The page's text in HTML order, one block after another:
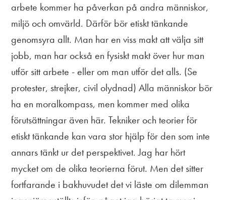
arbete kommer ha påverkan på andra människor,
miljö och omvärld. Därför bör etiskt tänkande
genomsyra allt. Man har en viss makt att välja sitt
jobb, man har också en fysiskt makt över hur man
utför sitt arbete - eller om man utför det alls. (Se
protester, strejker, civil olydnad) Alla människor bör
ha en moralkompass, men kommer med olika
förutsättningar även här. Tekniker och teorier för
etiskt tänkande kan vara stor hjälp för den som inte
annars tänkt ur det perspektivet. Jag har hört
mycket om de olika teorierna förut. Men det sitter
fortfarande i bakhuvudet det vi läste om dilemman